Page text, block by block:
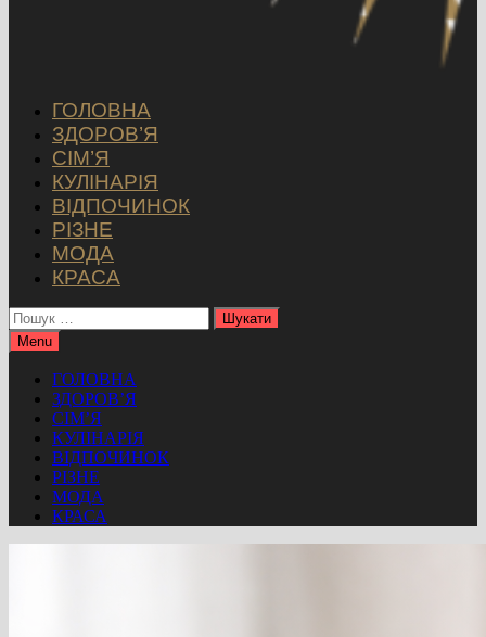
ГОЛОВНА
ЗДОРОВ’Я
СІМ’Я
КУЛІНАРІЯ
ВІДПОЧИНОК
РІЗНЕ
МОДА
КРАСА
Пошук:
Menu
ГОЛОВНА
ЗДОРОВ’Я
СІМ’Я
КУЛІНАРІЯ
ВІДПОЧИНОК
РІЗНЕ
МОДА
КРАСА